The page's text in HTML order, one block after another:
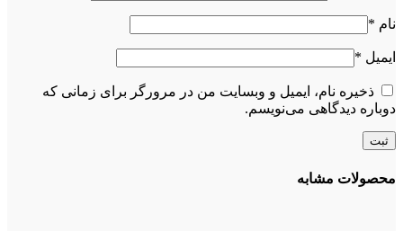
نام *
ایمیل *
ذخیره نام، ایمیل و وبسایت من در مرورگر برای زمانی که
دوباره دیدگاهی می‌نویسم.
محصولات مشابه